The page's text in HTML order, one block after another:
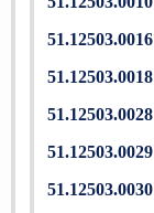
51.12503.0016
51.12503.0018
51.12503.0028
51.12503.0029
51.12503.0030